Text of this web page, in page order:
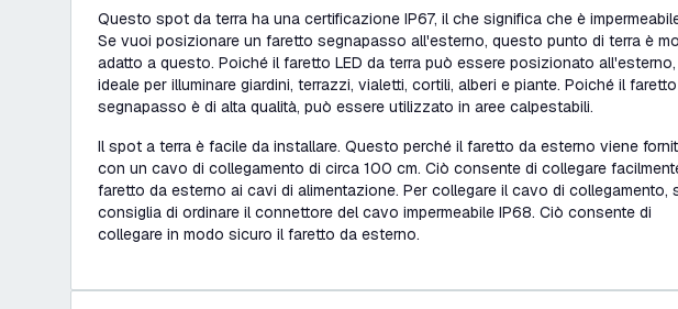
Questo spot da terra ha una certificazione IP67, il che significa che è
Se vuoi posizionare un faretto segnapasso all'esterno, questo punto di terra è
adatto a questo. Poiché il faretto LED da terra può essere posizionato
ideale per illuminare giardini, terrazzi, vialetti, cortili, alberi e piante. Poiché il faretto
segnapasso è di alta qualità, può essere utilizzato in aree calpestabili.
Il spot a terra è facile da installare. Questo perché il faretto da esterno viene
con un cavo di collegamento di circa 100 cm. Ciò consente di collegare
faretto da esterno ai cavi di alimentazione. Per collegare il cavo di collegamento,
consiglia di ordinare il connettore del cavo impermeabile IP68. Ciò consente di
collegare in modo sicuro il faretto da esterno.